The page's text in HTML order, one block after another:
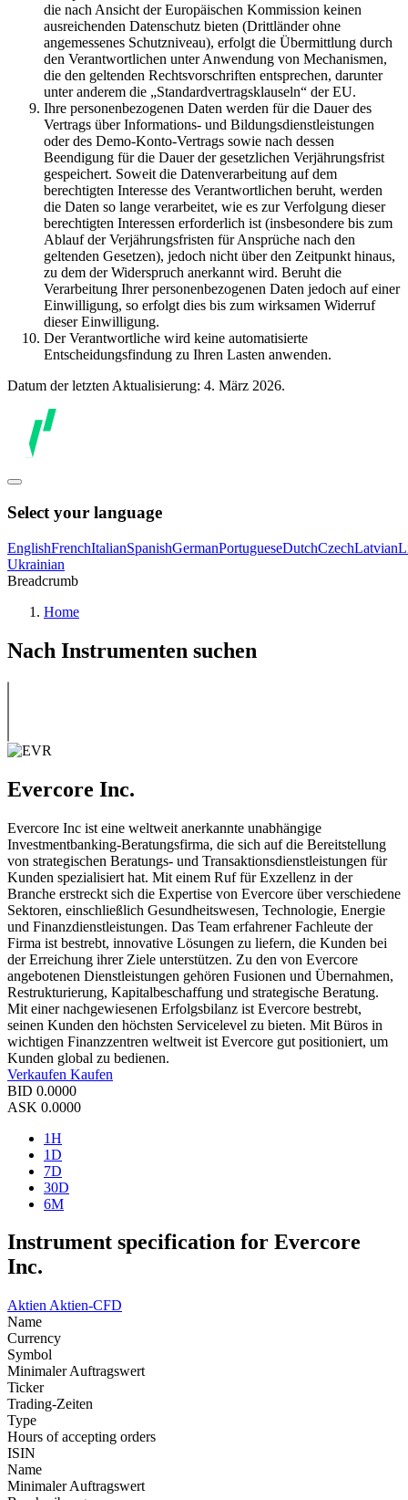
die nach Ansicht der Europäischen Kommission keinen
ausreichenden Datenschutz bieten (Drittländer ohne
angemessenes Schutzniveau), erfolgt die Übermittlung durch
den Verantwortlichen unter Anwendung von Mechanismen,
die den geltenden Rechtsvorschriften entsprechen, darunter
unter anderem die „Standardvertragsklauseln“ der EU.
Ihre personenbezogenen Daten werden für die Dauer des
Vertrags über Informations- und Bildungsdienstleistungen
oder des Demo-Konto-Vertrags sowie nach dessen
Beendigung für die Dauer der gesetzlichen Verjährungsfrist
gespeichert. Soweit die Datenverarbeitung auf dem
berechtigten Interesse des Verantwortlichen beruht, werden
die Daten so lange verarbeitet, wie es zur Verfolgung dieser
berechtigten Interessen erforderlich ist (insbesondere bis zum
Ablauf der Verjährungsfristen für Ansprüche nach den
geltenden Gesetzen), jedoch nicht über den Zeitpunkt hinaus,
zu dem der Widerspruch anerkannt wird. Beruht die
Verarbeitung Ihrer personenbezogenen Daten jedoch auf einer
Einwilligung, so erfolgt dies bis zum wirksamen Widerruf
dieser Einwilligung.
Der Verantwortliche wird keine automatisierte
Entscheidungsfindung zu Ihren Lasten anwenden.
Datum der letzten Aktualisierung: 4. März 2026.
Select your language
EnglishFrenchItalianSpanishGermanPortugueseDutchCzechLatvian
Ukrainian
Breadcrumb
Home
Nach Instrumenten suchen
Evercore Inc.
Evercore Inc ist eine weltweit anerkannte unabhängige
Investmentbanking-Beratungsfirma, die sich auf die Bereitstellung
von strategischen Beratungs- und Transaktionsdienstleistungen für
Kunden spezialisiert hat. Mit einem Ruf für Exzellenz in der
Branche erstreckt sich die Expertise von Evercore über verschiedene
Sektoren, einschließlich Gesundheitswesen, Technologie, Energie
und Finanzdienstleistungen. Das Team erfahrener Fachleute der
Firma ist bestrebt, innovative Lösungen zu liefern, die Kunden bei
der Erreichung ihrer Ziele unterstützen. Zu den von Evercore
angebotenen Dienstleistungen gehören Fusionen und Übernahmen,
Restrukturierung, Kapitalbeschaffung und strategische Beratung.
Mit einer nachgewiesenen Erfolgsbilanz ist Evercore bestrebt,
seinen Kunden den höchsten Servicelevel zu bieten. Mit Büros in
wichtigen Finanzzentren weltweit ist Evercore gut positioniert, um
Kunden global zu bedienen.
Verkaufen Kaufen
BID 0.0000
ASK 0.0000
1H
1D
7D
30D
6M
Instrument specification for Evercore
Inc.
Aktien Aktien-CFD
Name
Currency
Symbol
Minimaler Auftragswert
Ticker
Trading-Zeiten
Type
Hours of accepting orders
ISIN
Name
Minimaler Auftragswert